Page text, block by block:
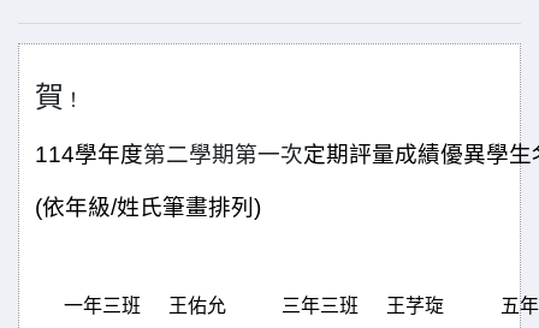
賀 ！
114學年度第二學期第一次定期評量成績優異學生
(依年級/姓氏筆畫排列)
一年三班 王佑允 三年三班 王芓琁 五